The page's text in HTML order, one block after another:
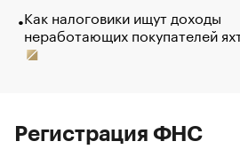
Как налоговики ищут доходы
неработающих покупателей
Регистрация ФНС